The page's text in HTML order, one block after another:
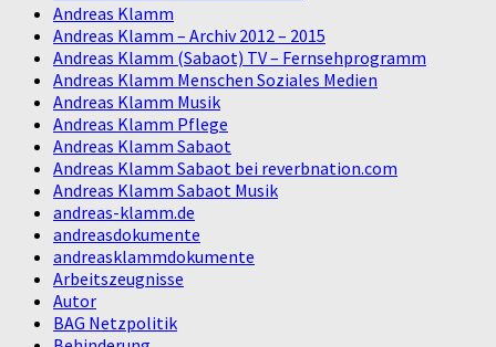
Andreas Klamm
Andreas Klamm – Archiv 2012 – 2015
Andreas Klamm (Sabaot) TV – Fernsehprogramm
Andreas Klamm Menschen Soziales Medien
Andreas Klamm Musik
Andreas Klamm Pflege
Andreas Klamm Sabaot
Andreas Klamm Sabaot bei reverbnation.com
Andreas Klamm Sabaot Musik
andreas-klamm.de
andreasdokumente
andreasklammdokumente
Arbeitszeugnisse
Autor
BAG Netzpolitik